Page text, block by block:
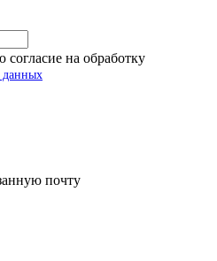
на обработку
данных
почту